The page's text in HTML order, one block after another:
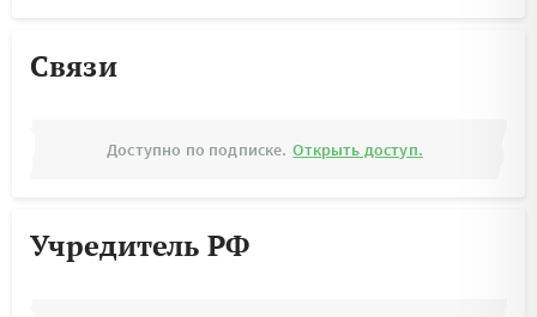
Связи
Доступно по подписке. Открыть доступ.
Учредитель РФ